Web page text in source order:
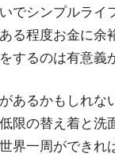
でシンプルライ
る程度お金に余
するのは有意義
あるかもしれな
限の替え着と洗
界一周ができれ